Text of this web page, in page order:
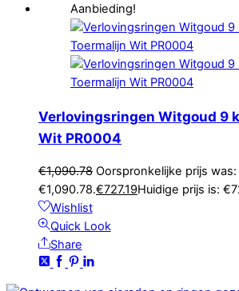
Aanbieding!
Verlovingsringen Witgoud 9
Wit PR0004
€1,090.78 Oorspronkelijke prijs was:
€1,090.78.€727.19Huidige prijs is:
Wishlist
Quick Look
Share